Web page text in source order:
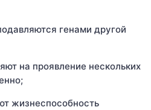
генами другой
на проявление нескольких
жизнеспособность